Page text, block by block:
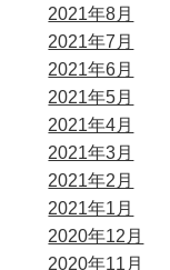
2021年8月
2021年7月
2021年6月
2021年5月
2021年4月
2021年3月
2021年2月
2021年1月
2020年12月
2020年11月